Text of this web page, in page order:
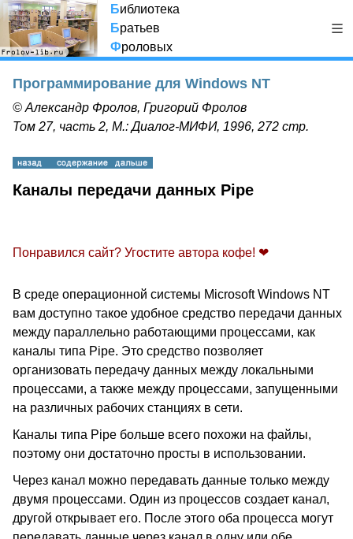
Библиотека
Братьев
Фроловых
Программирование для Windows NT
© Александр Фролов, Григорий Фролов
Том 27, часть 2, М.: Диалог-МИФИ, 1996, 272 стр.
Каналы передачи данных Pipe
Понравился сайт? Угостите автора кофе! ❤
В среде операционной системы Microsoft Windows NT
вам доступно такое удобное средство передачи данных
между параллельно работающими процессами, как
каналы типа Pipe. Это средство позволяет
организовать передачу данных между локальными
процессами, а также между процессами, запущенными
на различных рабочих станциях в сети.
Каналы типа Pipe больше всего похожи на файлы,
поэтому они достаточно просты в использовании.
Через канал можно передавать данные только между
двумя процессами. Один из процессов создает канал,
другой открывает его. После этого оба процесса могут